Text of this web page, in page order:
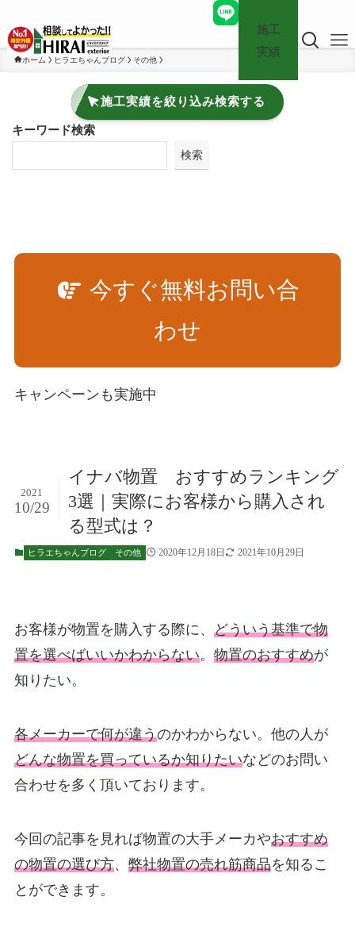
施工
実績
ホーム ヒラエちゃんブログ その他
施工実績を絞り込み検索する
キーワード検索
検索
今すぐ無料お問い合
わせ
キャンペーンも実施中
イナバ物置 おすすめランキング
3選｜実際にお客様から購入され
る型式は？
2021
10/29
ヒラエちゃんブログ その他 2020年12月18日 2021年10月29日
お客様が物置を購入する際に、 どういう基準で物
置を選べばいいかわからない。 物置のおすすめが
知りたい。
各メーカーで何が違うのかわからない。他の人が
どんな物置を買っているか知りたいなどのお問い
合わせを多く頂いております。
今回の記事を見れば物置の大手メーカやおすすめ
の物置の選び方、 弊社物置の売れ筋商品を知るこ
とができます。